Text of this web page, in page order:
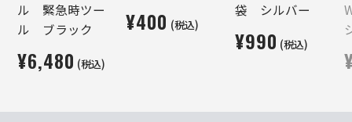
ル 緊急時ツー
ル ブラック
¥6,480 (税込)
¥400 (税込)
袋 シルバー
¥990 (税込)